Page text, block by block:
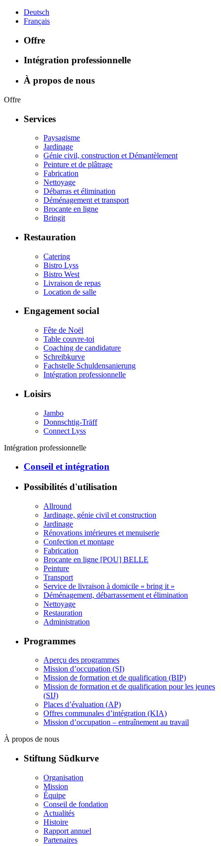
Deutsch
Français
Offre
Intégration professionnelle
À propos de nous
Offre
Services
Paysagisme
Jardinage
Génie civil, construction et Démantèlement
Peinture et de plâtrage
Fabrication
Nettoyage
Débarras et élimination
Déménagement et transport
Brocante en ligne
Bringit
Restauration
Catering
Bistro Lyss
Bistro West
Livraison de repas
Location de salle
Engagement social
Fête de Noël
Table couvre-toi
Coaching de candidature
Schreibkurve
Fachstelle Schuldensanierung
Intégration professionnelle
Loisirs
Jambo
Donnschtig-Träff
Connect Lyss
Intégration professionnelle
Conseil et intégration
Possibilités d'utilisation
Allround
Jardinage, génie civil et construction
Jardinage
Rénovations intérieures et menuiserie
Confection et montage
Fabrication
Brocante en ligne [POU] BELLE
Peinture
Transport
Service de livraison à domicile « bring it »
Déménagement, débarrassement et élimination
Nettoyage
Restauration
Administration
Programmes
Aperçu des programmes
Mission d’occupation (SI)
Mission de formation et de qualification (BIP)
Mission de formation et de qualification pour les jeunes
(SIJ)
Places d’évaluation (AP)
Offres communales d’intégration (KIA)
Mission d’occupation – entraînement au travail
À propos de nous
Stiftung Südkurve
Organisation
Mission
Équipe
Conseil de fondation
Actualités
Histoire
Rapport annuel
Partenaires